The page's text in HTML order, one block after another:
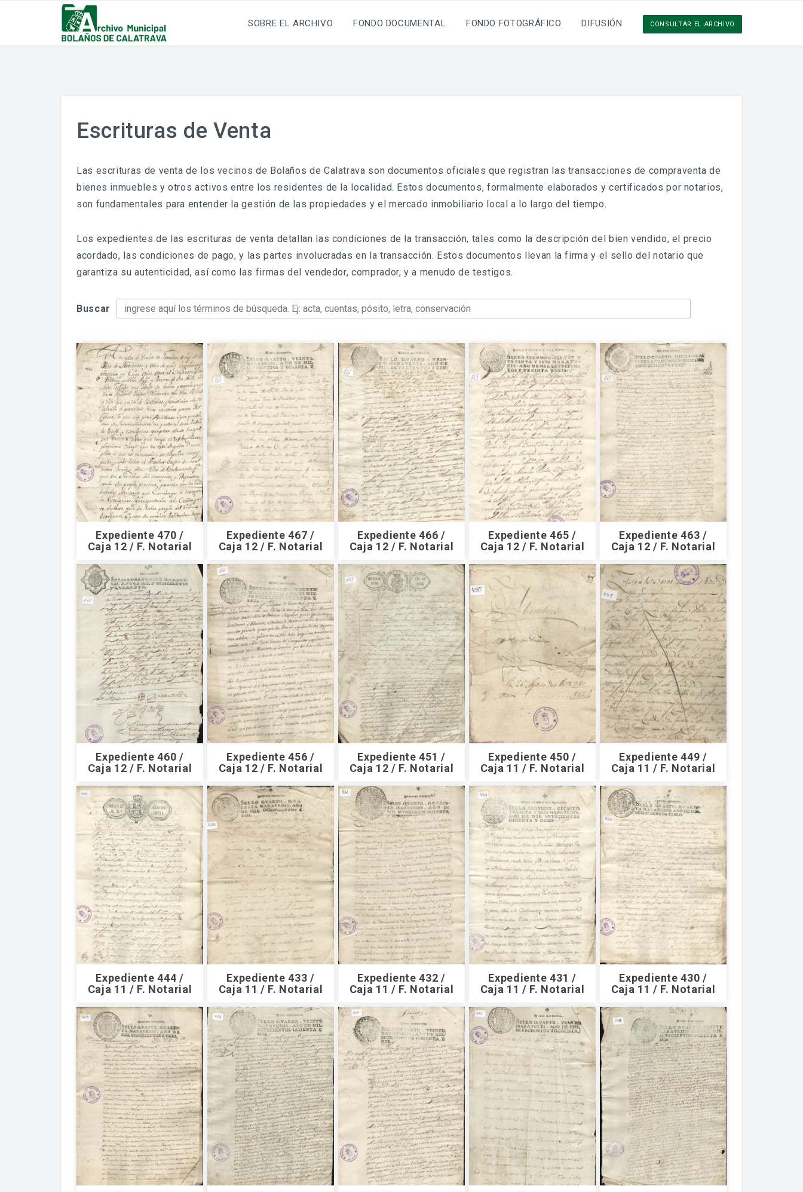
SOBRE EL ARCHIVO FONDO DOCUMENTAL FONDO FOTOGRÁFICO DIFUSIÓN CONSULTAR EL ARCHIVO
Escrituras de Venta
Las escrituras de venta de los vecinos de Bolaños de Calatrava son documentos oficiales que registran las transacciones de compraventa de
bienes inmuebles y otros activos entre los residentes de la localidad. Estos documentos, formalmente elaborados y certificados por notarios,
son fundamentales para entender la gestión de las propiedades y el mercado inmobiliario local a lo largo del tiempo.
Los expedientes de las escrituras de venta detallan las condiciones de la transacción, tales como la descripción del bien vendido, el precio
acordado, las condiciones de pago, y las partes involucradas en la transacción. Estos documentos llevan la firma y el sello del notario que
garantiza su autenticidad, así como las firmas del vendedor, comprador, y a menudo de testigos.
Buscar
Expediente 470 /
Caja 12 / F. Notarial
Expediente 467 /
Caja 12 / F. Notarial
Expediente 466 /
Caja 12 / F. Notarial
Expediente 465 /
Caja 12 / F. Notarial
Expediente 463 /
Caja 12 / F. Notarial
Expediente 460 /
Caja 12 / F. Notarial
Expediente 456 /
Caja 12 / F. Notarial
Expediente 451 /
Caja 12 / F. Notarial
Expediente 450 /
Caja 11 / F. Notarial
Expediente 449 /
Caja 11 / F. Notarial
Expediente 444 /
Caja 11 / F. Notarial
Expediente 433 /
Caja 11 / F. Notarial
Expediente 432 /
Caja 11 / F. Notarial
Expediente 431 /
Caja 11 / F. Notarial
Expediente 430 /
Caja 11 / F. Notarial